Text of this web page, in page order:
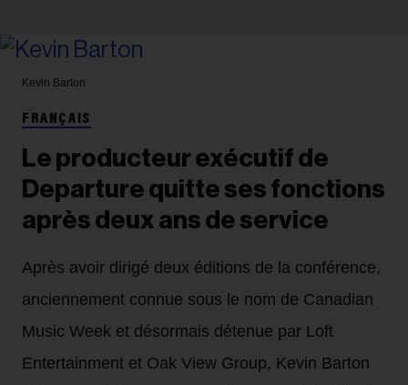
Kevin Barton
FRANÇAIS
Le producteur exécutif de
Departure quitte ses fonctions
après deux ans de service
Après avoir dirigé deux éditions de la conférence,
anciennement connue sous le nom de Canadian
Music Week et désormais détenue par Loft
Entertainment et Oak View Group, Kevin Barton